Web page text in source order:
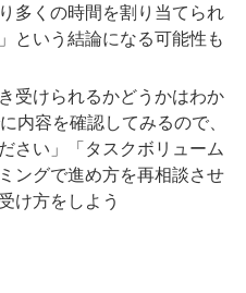
多くの時間を割り当てられ
という結論になる可能性も
受けられるかどうかはわか
内容を確認してみるので、
さい」「タスクボリューム
ングで進め方を再相談させ
け方をしよう